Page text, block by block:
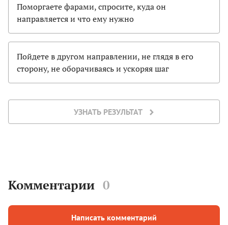
Поморгаете фарами, спросите, куда он
направляется и что ему нужно
Пойдете в другом направлении, не глядя в его
сторону, не оборачиваясь и ускоряя шаг
УЗНАТЬ РЕЗУЛЬТАТ
Комментарии 0
Написать комментарий